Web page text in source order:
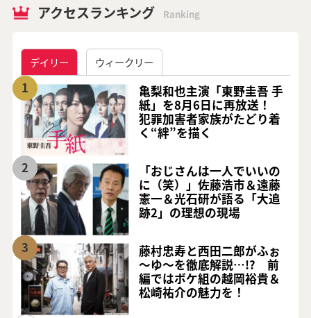
アクセスランキング Ranking
デイリー ウィークリー
1
亀梨和也主演「東野圭吾 手
紙」を8月6日に再放送！
犯罪加害者家族がたどり着
く“絆”を描く
2
「おじさんは一人でいいの
に（笑）」佐藤浩市＆遠藤
憲一＆光石研が語る「大追
跡2」の理想の現場
3
藤村忠寿と西田二郎がふぉ
～ゆ～を徹底解説…!? 前
編ではボケ組の越岡裕貴＆
松崎祐介の魅力を！